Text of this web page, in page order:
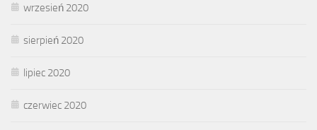
wrzesień 2020
sierpień 2020
lipiec 2020
czerwiec 2020